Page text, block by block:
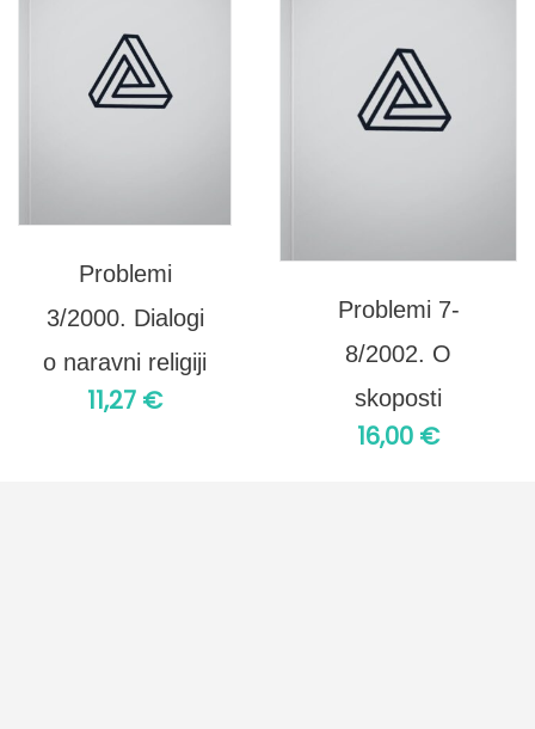
Problemi
3/2000. Dialogi
o naravni religiji
11,27 €
Problemi 7-
8/2002. O
skoposti
16,00 €